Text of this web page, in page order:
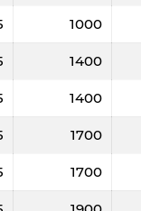
1000
1400
1400
1700
1700